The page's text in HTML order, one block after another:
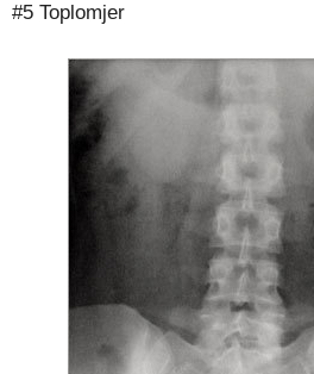
#5 Toplomjer